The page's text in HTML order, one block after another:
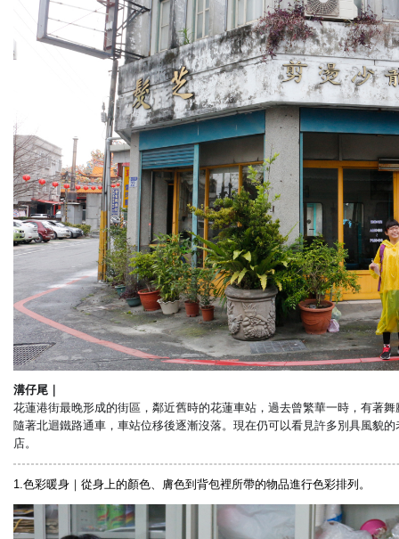
溝仔尾｜
花蓮港街最晚形成的街區，鄰近舊時的花蓮車站，過去曾繁華一時，有著
隨著北迴鐵路通車，車站位移後逐漸沒落。現在仍可以看見許多別具風貌
店。
1.色彩暖身｜從身上的顏色、膚色到背包裡所帶的物品進行色彩排列。